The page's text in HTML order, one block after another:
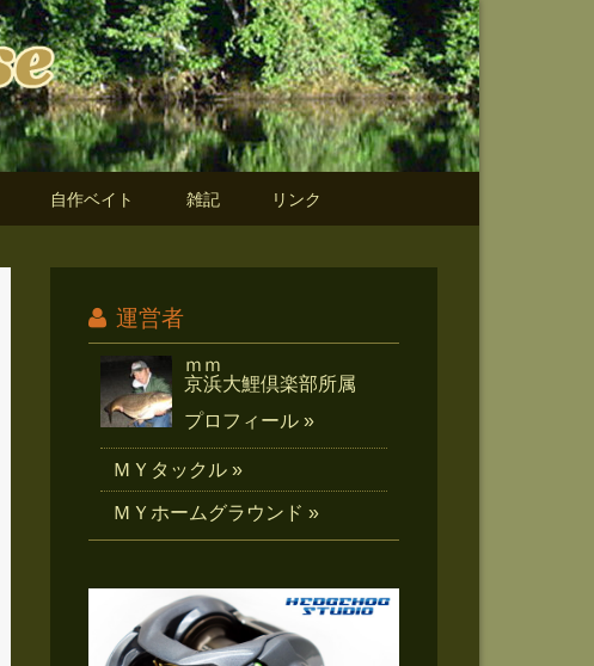
自作ベイト 雑記 リンク
運営者
ｍｍ
京浜大鯉倶楽部所属
プロフィール »
ＭＹタックル »
ＭＹホームグラウンド »